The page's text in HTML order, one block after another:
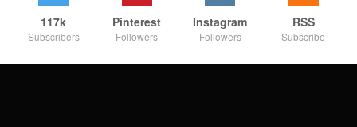
117k
Subscribers
Pinterest
Followers
Instagram
Followers
RSS
Subscribe